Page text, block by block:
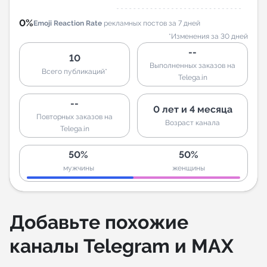
0%Emoji Reaction Rate рекламных постов за 7 дней
*Изменения за 30 дней
10
Всего публикаций*
--
Выполненных заказов на
Telega.in
--
Повторных заказов на
Telega.in
0 лет и 4 месяца
Возраст канала
50%
мужчины
50%
женщины
Добавьте похожие
каналы Telegram и MAX